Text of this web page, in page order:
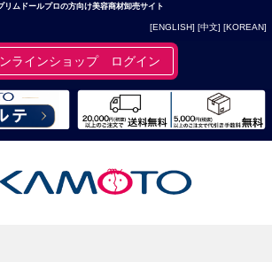
リムドールプロの方向け美容商材卸売サイト
[ENGLISH] [中文] [KOREAN]
ラインショップ ログイン